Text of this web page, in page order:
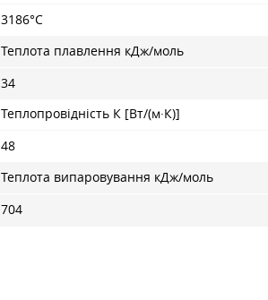
3186°С
Теплота плавлення кДж/моль
34
Теплопровідність К [Вт/(м·К)]
48
Теплота випаровування кДж/моль
704